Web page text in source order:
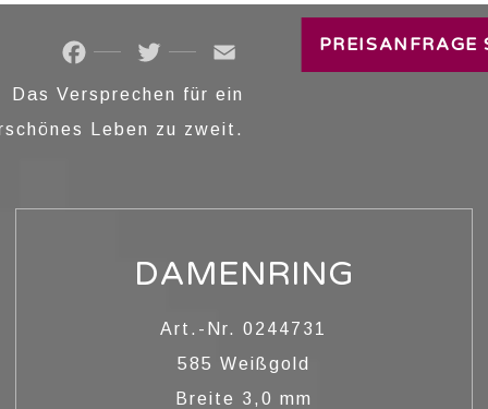
PREISANFRAGE
Facebook Twitter
Das Versprechen für ein
Leben zu zweit.
DAMENRING
Art.-Nr. 0244731
585 Weißgold
Breite 3,0 mm